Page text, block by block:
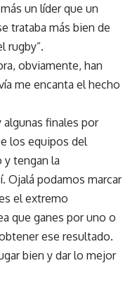
un líder que un
trataba más bien de
rugby”.
obviamente, han
me encanta el hecho
algunas finales por
los equipos del
tengan la
Ojalá podamos marcar
el extremo
que ganes por uno o
ese resultado.
bien y dar lo mejor